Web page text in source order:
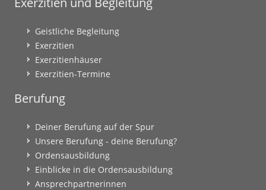
Geistliche Begleitung
Exerzitien
Exerzitienhäuser
Exerzitien-Termine
Berufung
Deiner Berufung auf der Spur
Unsere Berufung - deine Berufung?
Ordensausbildung
Einblicke in die Ordensausbildung
Ansprechpartnerinnen